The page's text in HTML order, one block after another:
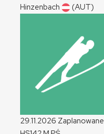
Hinzenbach
(AUT)
29.11.2026 Zaplanowane